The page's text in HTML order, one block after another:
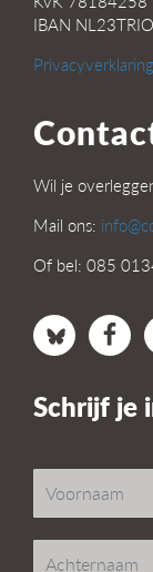
IBAN
Privacyverklaring
Wil je
Mail ons:
Of bel: 085
Schrijf je